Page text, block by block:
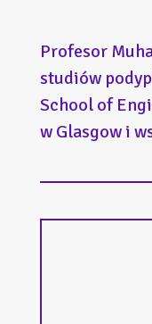
Profesor
studiów
School of
w Glasgow i